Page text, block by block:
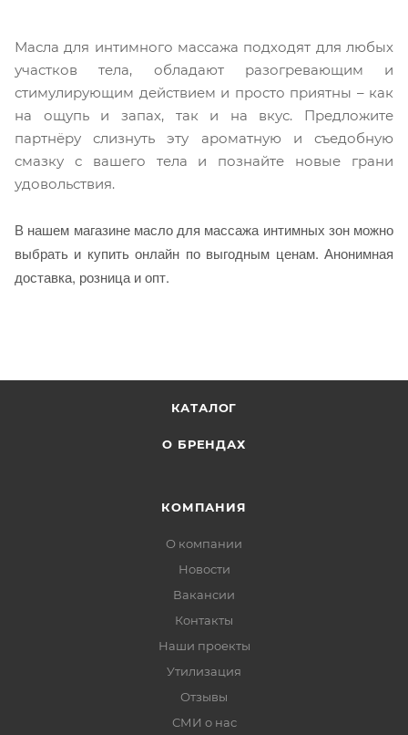
Масла для интимного массажа подходят для любых
участков тела, обладают разогревающим и
стимулирующим действием и просто приятны – как
на ощупь и запах, так и на вкус. Предложите
партнёру слизнуть эту ароматную и съедобную
смазку с вашего тела и познайте новые грани
удовольствия.
В нашем магазине масло для массажа интимных зон можно
выбрать и купить онлайн по выгодным ценам. Анонимная
доставка, розница и опт.
КАТАЛОГ
О БРЕНДАХ
КОМПАНИЯ
О компании
Новости
Вакансии
Контакты
Наши проекты
Утилизация
Отзывы
СМИ о нас